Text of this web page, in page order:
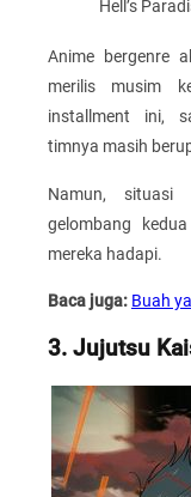
Hell’s
Anime bergenre
merilis musim
installment ini,
timnya masih
Namun, situasi
gelombang
mereka hadapi.
Baca juga: Buah
3. Jujutsu